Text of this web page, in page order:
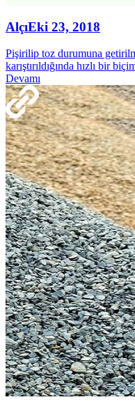
AlçıEki 23, 2018
Pişirilip toz durumuna
karıştırıldığında hızlı bir
Devamı